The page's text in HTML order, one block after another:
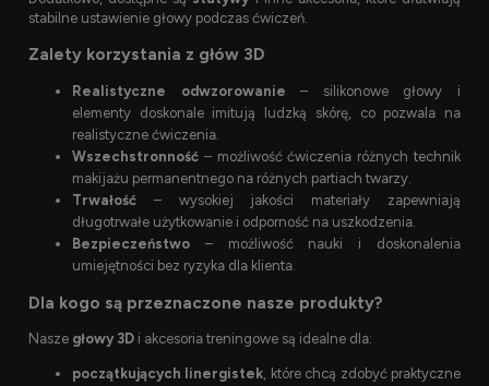
stabilne ustawienie głowy podczas ćwiczeń.
Zalety korzystania z głów 3D
Realistyczne odwzorowanie – silikonowe głowy i
elementy doskonale imitują ludzką skórę, co pozwala na
realistyczne ćwiczenia.
Wszechstronność – możliwość ćwiczenia różnych technik
makijażu permanentnego na różnych partiach twarzy.
Trwałość – wysokiej jakości materiały zapewniają
długotrwałe użytkowanie i odporność na uszkodzenia.
Bezpieczeństwo – możliwość nauki i doskonalenia
umiejętności bez ryzyka dla klienta.
Dla kogo są przeznaczone nasze produkty?
Nasze głowy 3D i akcesoria treningowe są idealne dla:
początkujących linergistek, które chcą zdobyć praktyczne